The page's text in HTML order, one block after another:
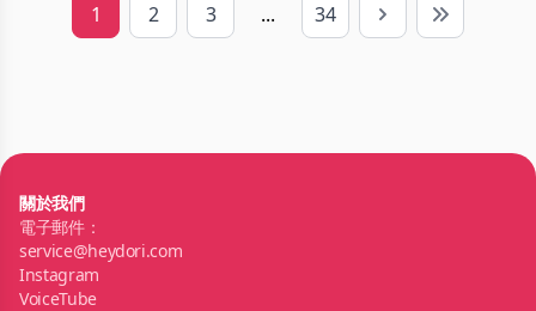
1 2 3 ... 34 Next Last
關於我們
電子郵件：
service@heydori.com
Instagram
VoiceTube